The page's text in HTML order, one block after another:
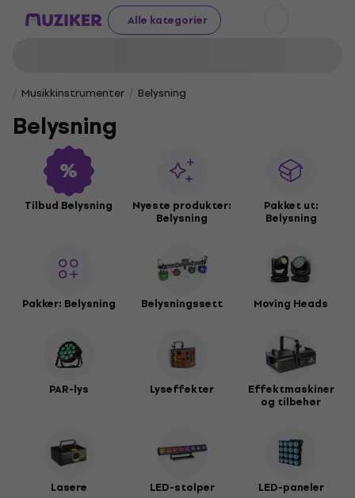
Alle kategorier
Musikkinstrumenter Belysning
Belysning
Tilbud Belysning Nyeste produkter:
Belysning
Pakket ut:
Belysning
Pakker: Belysning Belysningssett Moving Heads
PAR-lys Lyseffekter Effektmaskiner
og tilbehør
Lasere LED-stolper LED-paneler